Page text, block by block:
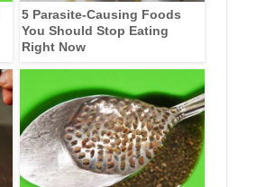
5 Parasite-Causing Foods
You Should Stop Eating
Right Now